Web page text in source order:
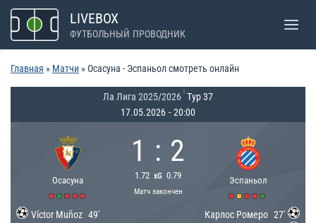
Перейти
содержимому
LIVEBOX
ФУТБОЛЬНЫЙ ПРОВОДНИК
Главная » Матчи »Осасуна - Эспаньол смотреть онлайн
Ла Лига 2025/2026 Тур 37
17.05.2026 - 20:00
Осасуна
1 : 2
1.72 xG 0.79
Матч закончен
Эспаньол
Víctor Muñoz 49' Карлос Ромеро 27'